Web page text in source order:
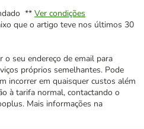
** Ver condições
que o artigo teve nos últimos 30
seu endereço de email para
próprios semelhantes. Pode
incorrer em quaisquer custos além
à tarifa normal, contactando o
Mais informações na